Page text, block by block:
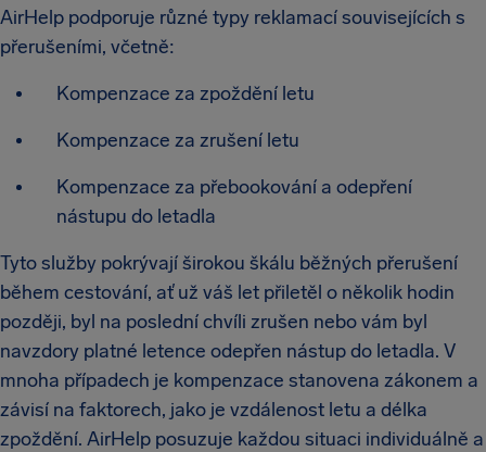
AirHelp podporuje různé typy reklamací souvisejících s
přerušeními, včetně:
Kompenzace za zpoždění letu
Kompenzace za zrušení letu
Kompenzace za přebookování a odepření
nástupu do letadla
Tyto služby pokrývají širokou škálu běžných přerušení
během cestování, ať už váš let přiletěl o několik hodin
později, byl na poslední chvíli zrušen nebo vám byl
navzdory platné letence odepřen nástup do letadla. V
mnoha případech je kompenzace stanovena zákonem a
závisí na faktorech, jako je vzdálenost letu a délka
zpoždění. AirHelp posuzuje každou situaci individuálně a